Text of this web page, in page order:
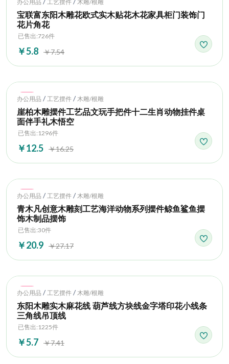
办公用品 工艺摆件 木雕/根雕
宝联富东阳木雕花欧式实木贴花木花家具柜门装饰门
花片角花
已售出:726件
￥5.8 ￥7.54
Hot
办公用品 / 工艺摆件 / 木雕/根雕
崖柏木雕摆件工艺品文玩手把件十二生肖动物挂件桌
面伴手礼木悟空
已售出:1296件
￥12.5 ￥16.25
Hot
办公用品 / 工艺摆件 / 木雕/根雕
青木凡创意木雕刻工艺海洋动物系列摆件鲸鱼鲨鱼摆
饰木制品摆饰
已售出:30件
￥20.9 ￥27.17
Hot
办公用品 / 工艺摆件 / 木雕/根雕
东阳木雕实木麻花线 葫芦线方块线金字塔印花小线条
三角线吊顶线
已售出:1225件
￥5.7 ￥7.41